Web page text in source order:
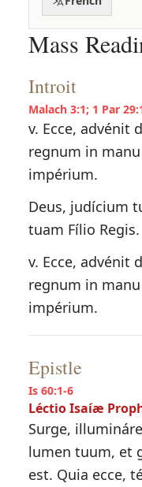
Mass
Introit
Malach 3:1; 1 Par
v. Ecce, advénit
regnum in
impérium.
Deus, judícium
tuam Fílio Regis.
v. Ecce, advénit
regnum in
impérium.
Epistle
Is 60:1-6
Léctio Isaíæ
Surge,
lumen tuum, et
est. Quia ecce,